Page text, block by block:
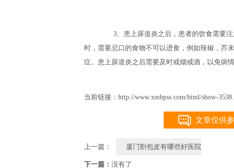
3、患上尿道炎之后，患者的饮食需要注
时，需要忌口的食物不可以进食，例如辣椒，芥
症。患上尿道炎之后需要及时戒烟戒酒，以免病情
当前链接：http://www.xmbpss.com/html/show-
文章仅供
上一篇： 厦门割包皮有哪些好医院
下一篇： 没有了